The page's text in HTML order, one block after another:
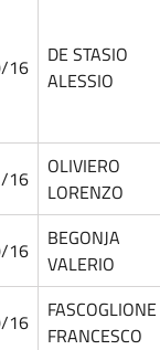
16
DE STASIO
ALESSIO
16
OLIVIERO
LORENZO
16
BEGONJA
VALERIO
16
FASCOGLIONE
FRANCESCO